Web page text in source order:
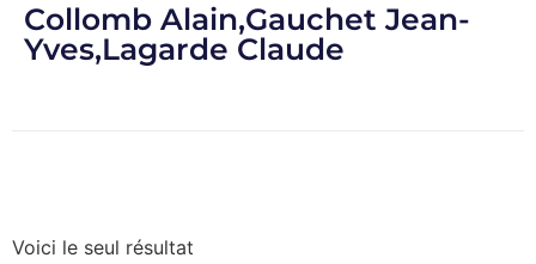
Collomb Alain,Gauchet Jean-
Yves,Lagarde Claude
Voici le seul résultat